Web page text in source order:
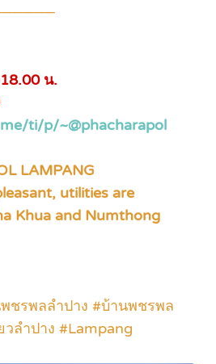
น.
ti/p/~@phacharapol
LAMPANG
utilities are
Khua and Numthong
ชรพลลำปาง #บ้านพชรพล
ลำปาง #Lampang